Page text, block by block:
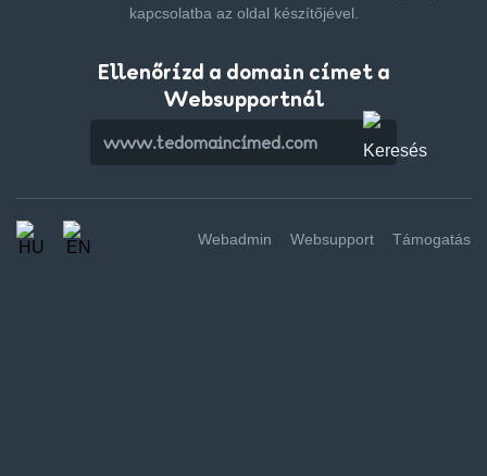
kapcsolatba az oldal készítőjével.
Ellenőrízd a domain címet a
Websupportnál
Webadmin Websupport Támogatás